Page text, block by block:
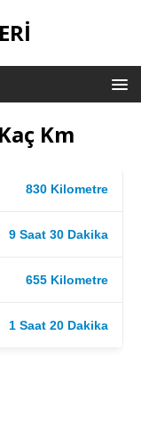
Km
830 Kilometre
9 Saat 30 Dakika
655 Kilometre
1 Saat 20 Dakika